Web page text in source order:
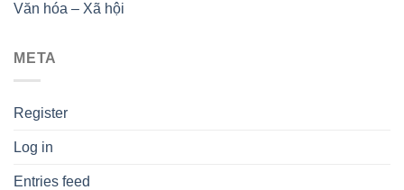
Văn hóa – Xã hội
META
Register
Log in
Entries feed